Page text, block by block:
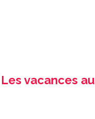
Les vacances au